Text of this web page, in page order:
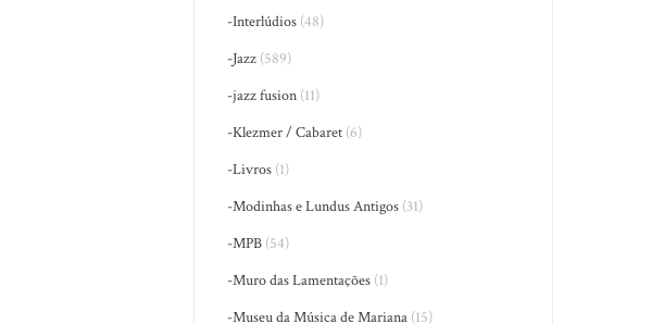
-Interlúdios (48)
-Jazz (589)
-jazz fusion (11)
-Klezmer / Cabaret (6)
-Livros (1)
-Modinhas e Lundus Antigos (31)
-MPB (54)
-Muro das Lamentações (1)
-Museu da Música de Mariana (15)